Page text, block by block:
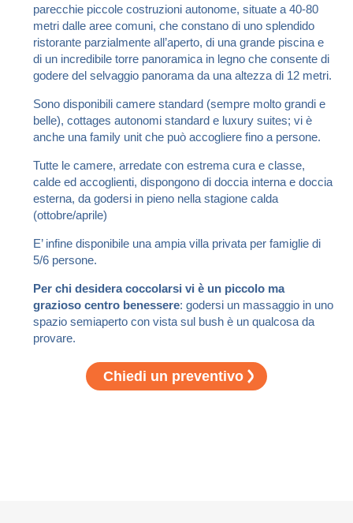
parecchie piccole costruzioni autonome, situate a 40-80
metri dalle aree comuni, che constano di uno splendido
ristorante parzialmente all’aperto, di una grande piscina e
di un incredibile torre panoramica in legno che consente di
godere del selvaggio panorama da una altezza di 12 metri.
Sono disponibili camere standard (sempre molto grandi e
belle), cottages autonomi standard e luxury suites; vi è
anche una family unit che può accogliere fino a persone.
Tutte le camere, arredate con estrema cura e classe,
calde ed accoglienti, dispongono di doccia interna e doccia
esterna, da godersi in pieno nella stagione calda
(ottobre/aprile)
E’ infine disponibile una ampia villa privata per famiglie di
5/6 persone.
Per chi desidera coccolarsi vi è un piccolo ma
grazioso centro benessere: godersi un massaggio in uno
spazio semiaperto con vista sul bush è un qualcosa da
provare.
Chiedi un preventivo